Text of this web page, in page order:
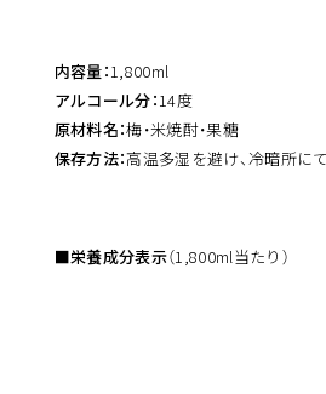
内容量：1,800ml
アルコール分：14度
原材料名：梅・米焼酎・果糖
保存方法：高温多湿を避け、冷暗所に
■栄養成分表示（1,800ml当たり）